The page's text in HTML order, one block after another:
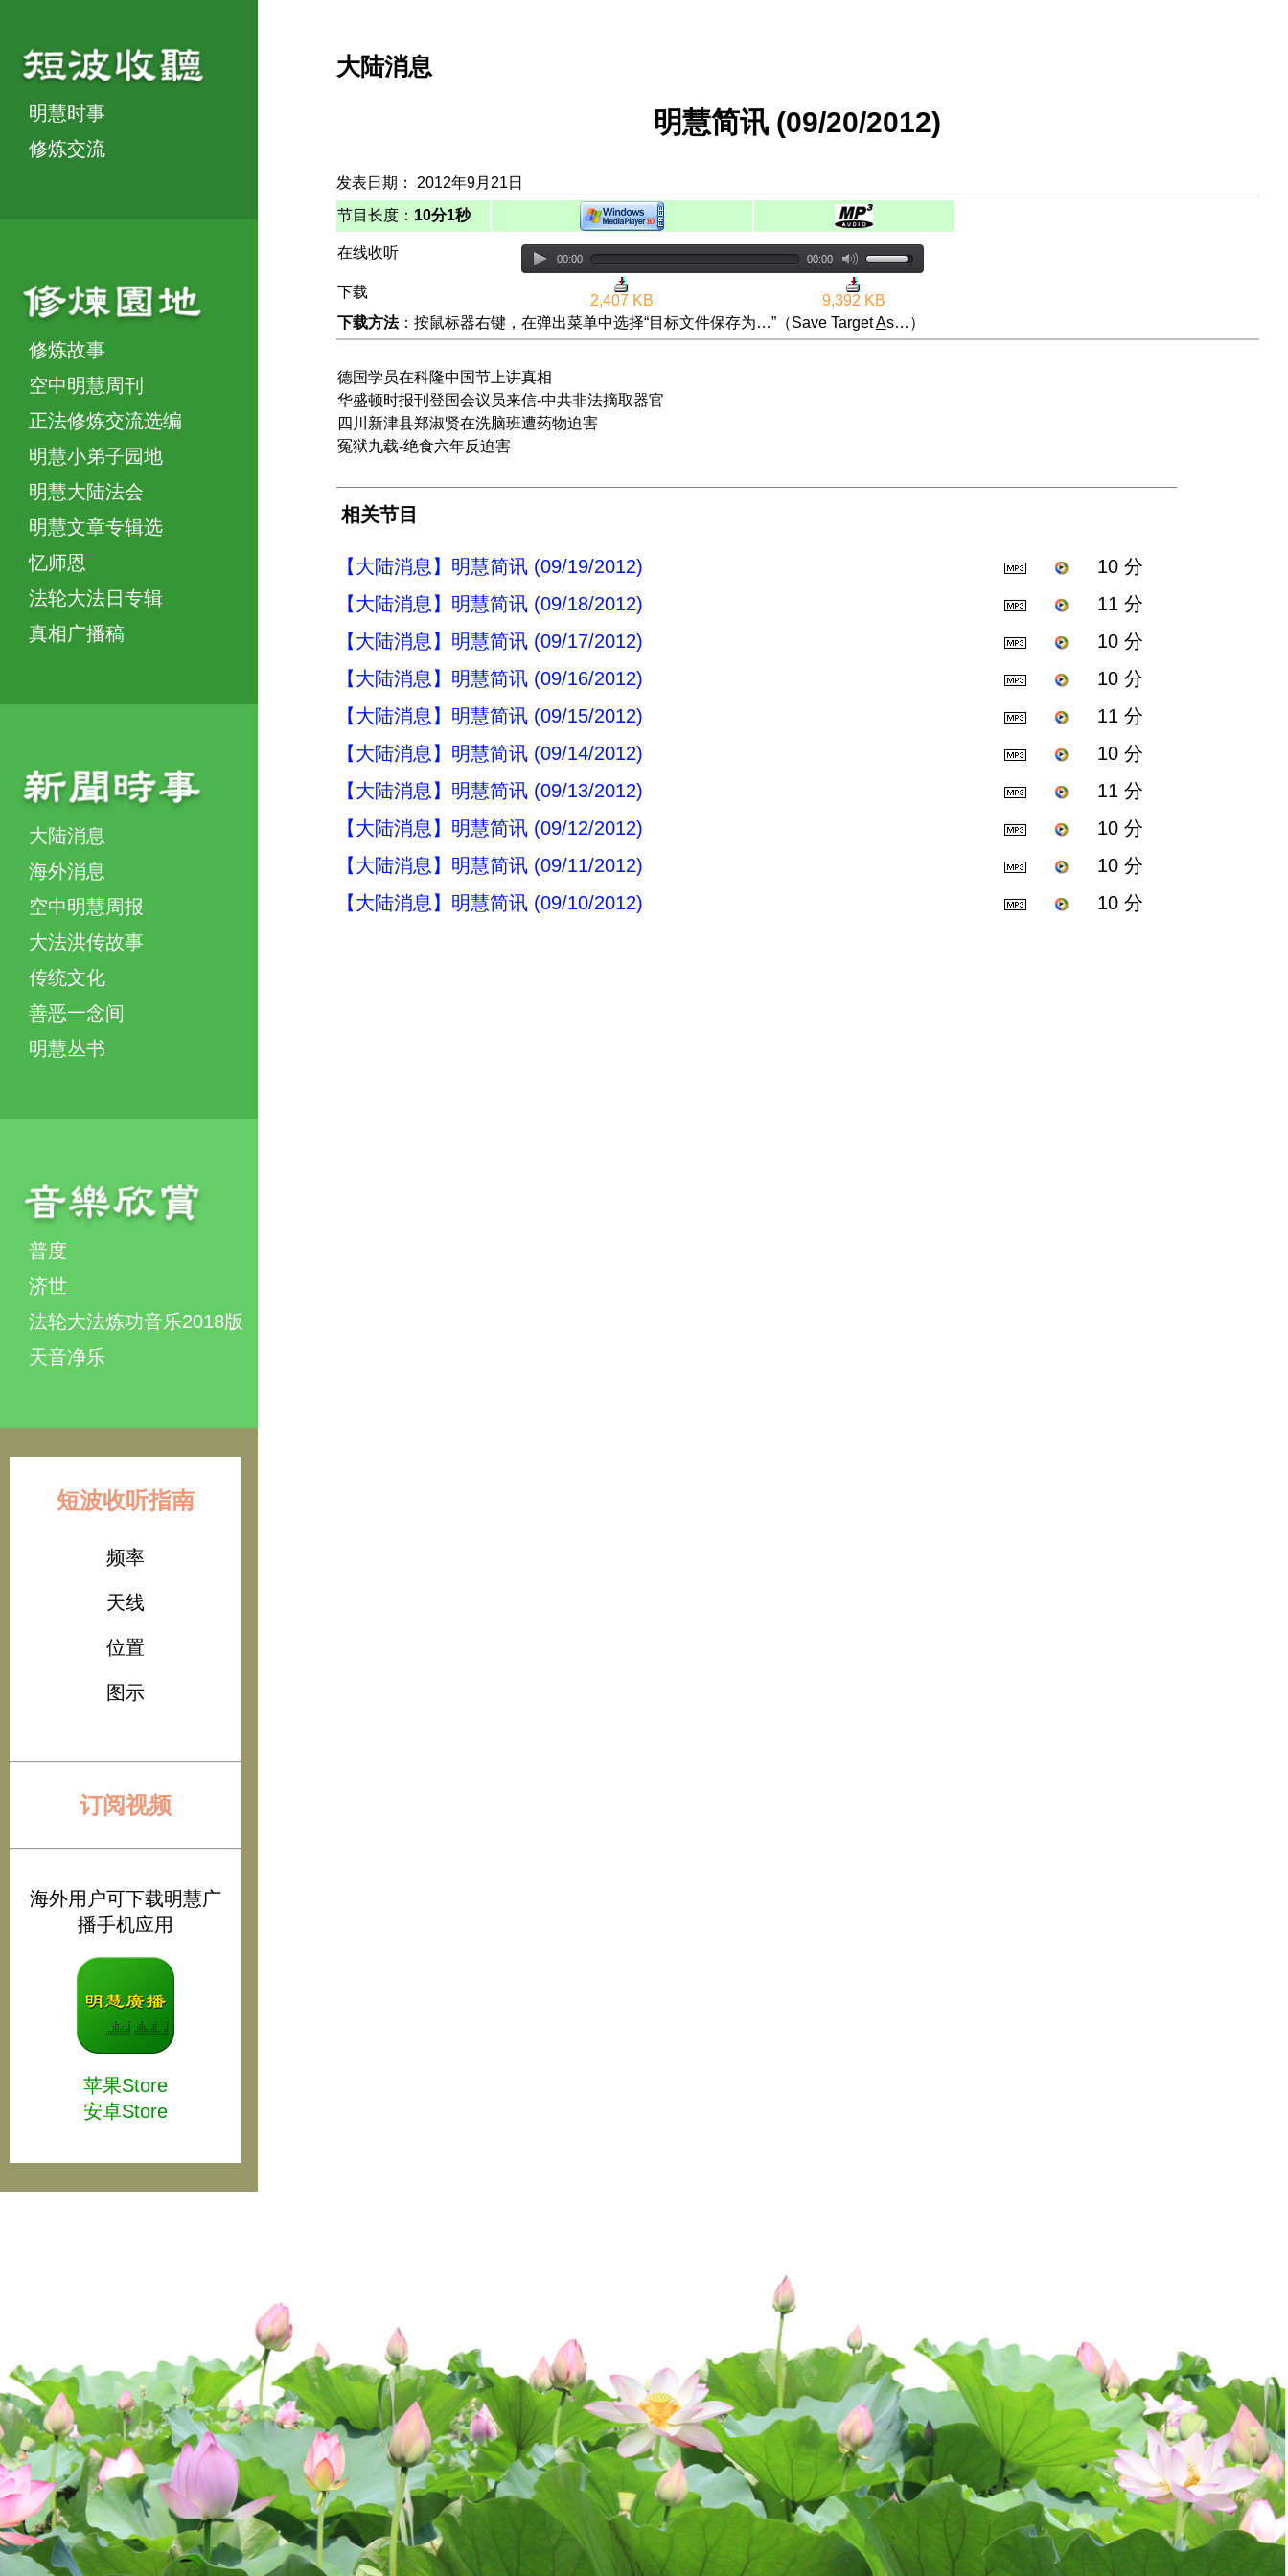
明慧时事
修炼交流
修炼故事
空中明慧周刊
正法修炼交流选编
明慧小弟子园地
明慧大陆法会
明慧文章专辑选
忆师恩
法轮大法日专辑
真相广播稿
大陆消息
海外消息
空中明慧周报
大法洪传故事
传统文化
善恶一念间
明慧丛书
普度
济世
法轮大法炼功音乐2018版
天音净乐
短波收听指南
频率
天线
位置
图示
订阅视频
海外用户可下载明慧广
播手机应用
苹果Store
安卓Store
大陆消息
明慧简讯 (09/20/2012)
发表日期： 2012年9月21日
节目长度： 10分1秒
在线收听 00:00 00:00
下载
2,407 KB
9,392 KB
下载方法：按鼠标器右键，在弹出菜单中选择“目标文件保存为…”（Save TargetAs…）
德国学员在科隆中国节上讲真相
华盛顿时报刊登国会议员来信-中共非法摘取器官
四川新津县郑淑贤在洗脑班遭药物迫害
冤狱九载-绝食六年反迫害
相关节目
【大陆消息】明慧简讯 (09/19/2012)
10 分
【大陆消息】明慧简讯 (09/18/2012)
11 分
【大陆消息】明慧简讯 (09/17/2012)
10 分
【大陆消息】明慧简讯 (09/16/2012)
10 分
【大陆消息】明慧简讯 (09/15/2012)
11 分
【大陆消息】明慧简讯 (09/14/2012)
10 分
【大陆消息】明慧简讯 (09/13/2012)
11 分
【大陆消息】明慧简讯 (09/12/2012)
10 分
【大陆消息】明慧简讯 (09/11/2012)
10 分
【大陆消息】明慧简讯 (09/10/2012)
10 分